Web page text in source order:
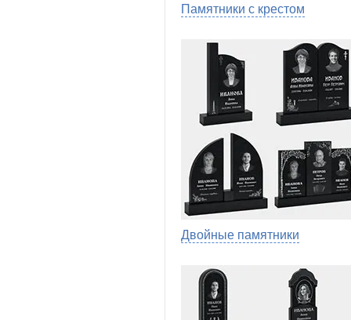
Памятники с крестом
Двойные памятники